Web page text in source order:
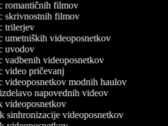
romantičnih filmov
skrivnostnih filmov
trilerjev
umetniških videoposnetkov
uvodov
vadbenih videoposnetkov
video pričevanj
videoposnetkov modnih haulov
izdelavo napovednih videov
videoposnetkov
sinhronizacije videoposnetkov